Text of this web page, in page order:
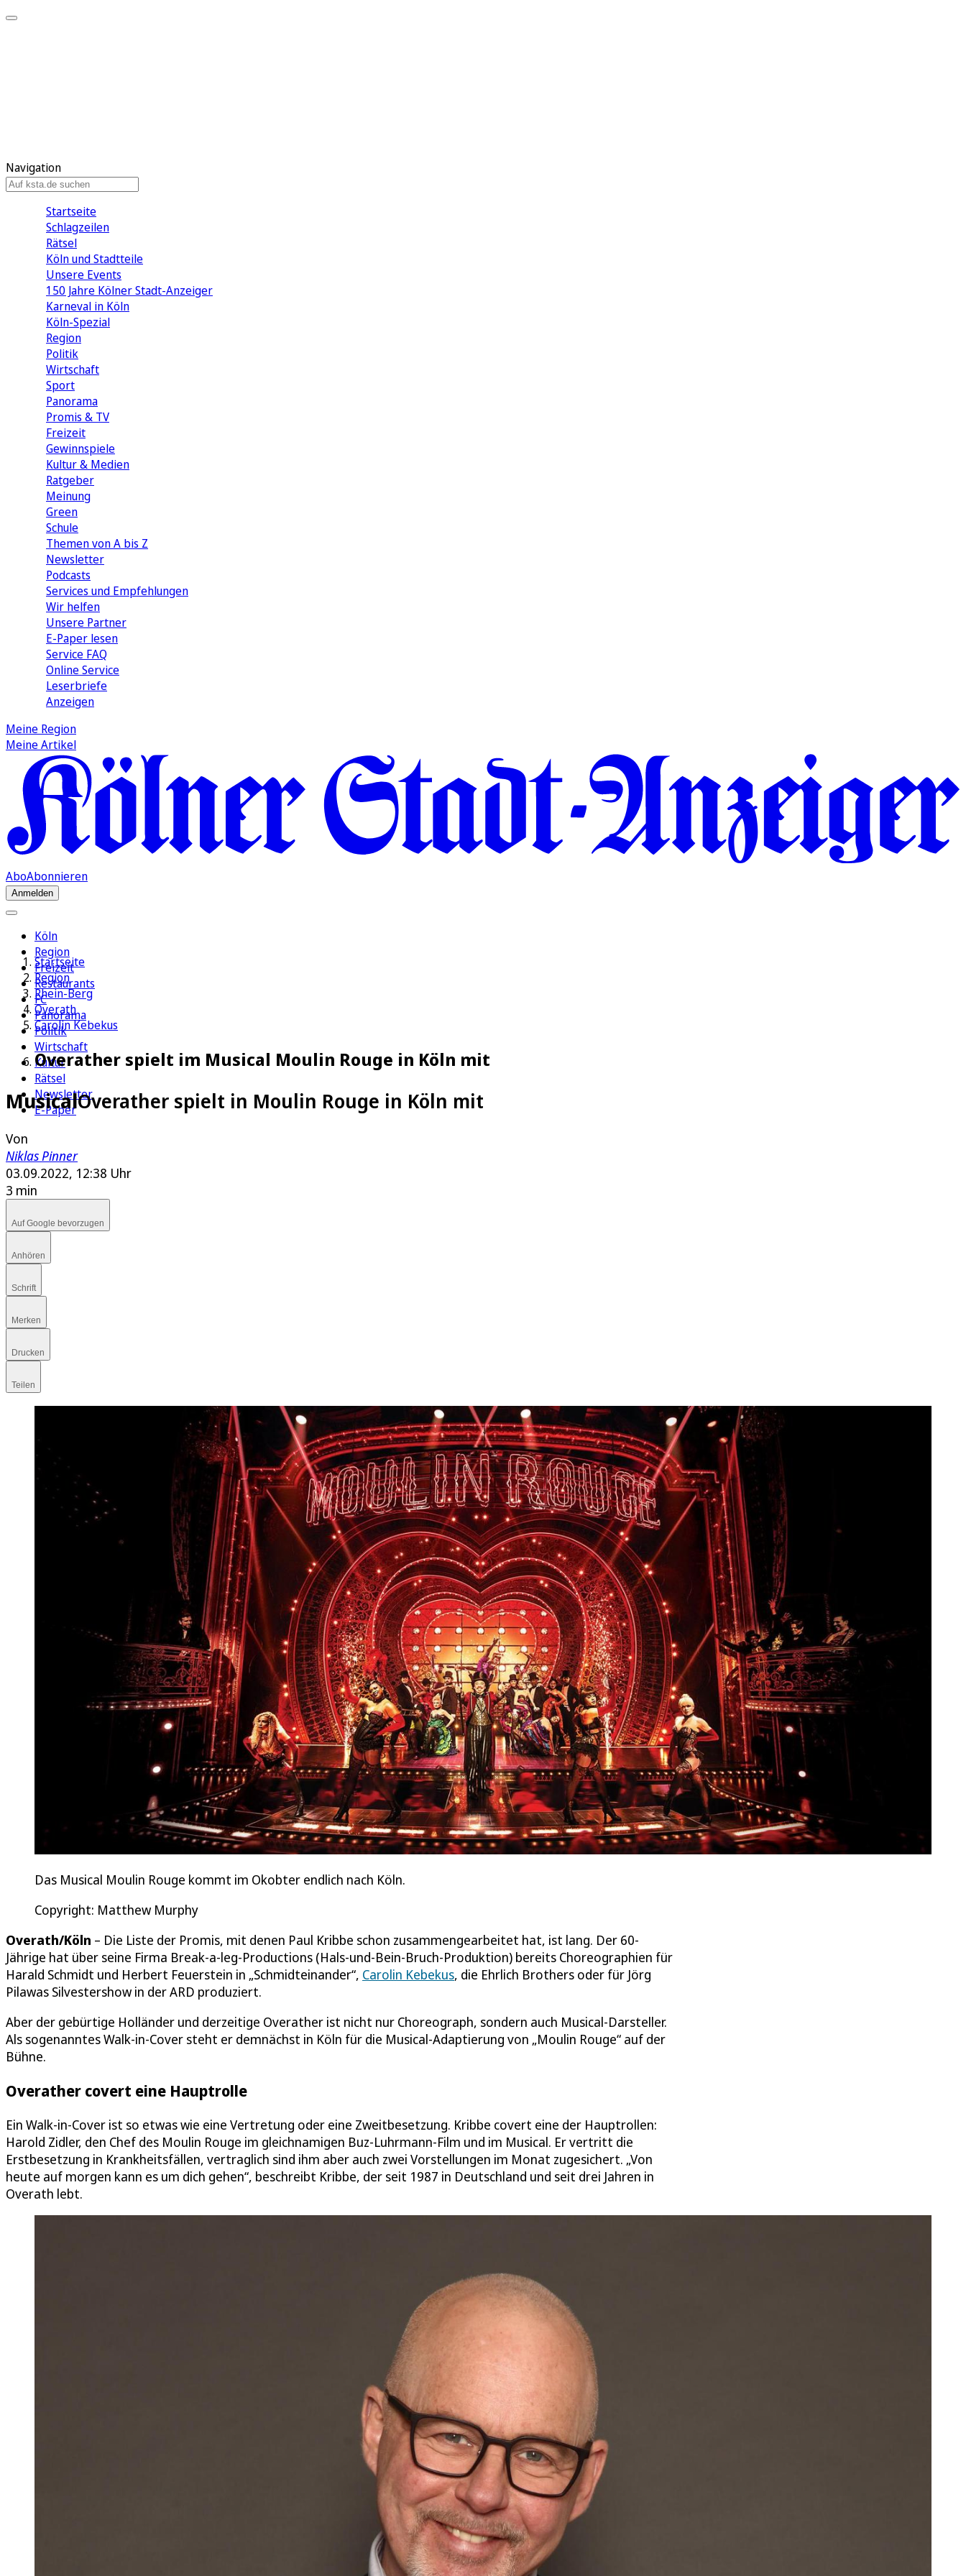
Navigation
Startseite
Schlagzeilen
Rätsel
Köln und Stadtteile
Unsere Events
150 Jahre Kölner Stadt-Anzeiger
Karneval in Köln
Köln-Spezial
Region
Politik
Wirtschaft
Sport
Panorama
Promis & TV
Freizeit
Gewinnspiele
Kultur & Medien
Ratgeber
Meinung
Green
Schule
Themen von A bis Z
Newsletter
Podcasts
Services und Empfehlungen
Wir helfen
Unsere Partner
E-Paper lesen
Service FAQ
Online Service
Leserbriefe
Anzeigen
Meine Region
Meine Artikel
AboAbonnieren
Anmelden
Köln
Region
Freizeit
Restaurants
FC
Panorama
Politik
Wirtschaft
Kultur
Rätsel
Newsletter
E-Paper
Startseite
Region
Rhein-Berg
Overath
Carolin Kebekus
Overather spielt im Musical Moulin Rouge in Köln mit
MusicalOverather spielt in Moulin Rouge in Köln mit
Von
Niklas Pinner
03.09.2022, 12:38 Uhr
3 min
Auf Google bevorzugen
Anhören
Schrift
Merken
Drucken
Teilen
Das Musical Moulin Rouge kommt im Okobter endlich nach Köln.
Copyright: Matthew Murphy
Overath/Köln – Die Liste der Promis, mit denen Paul Kribbe schon zusammengearbeitet hat, ist lang. Der 60-
Jährige hat über seine Firma Break-a-leg-Productions (Hals-und-Bein-Bruch-Produktion) bereits Choreographien für
Harald Schmidt und Herbert Feuerstein in „Schmidteinander“, Carolin Kebekus, die Ehrlich Brothers oder für Jörg
Pilawas Silvestershow in der ARD produziert.
Aber der gebürtige Holländer und derzeitige Overather ist nicht nur Choreograph, sondern auch Musical-Darsteller.
Als sogenanntes Walk-in-Cover steht er demnächst in Köln für die Musical-Adaptierung von „Moulin Rouge“ auf der
Bühne.
Overather covert eine Hauptrolle
Ein Walk-in-Cover ist so etwas wie eine Vertretung oder eine Zweitbesetzung. Kribbe covert eine der Hauptrollen:
Harold Zidler, den Chef des Moulin Rouge im gleichnamigen Buz-Luhrmann-Film und im Musical. Er vertritt die
Erstbesetzung in Krankheitsfällen, vertraglich sind ihm aber auch zwei Vorstellungen im Monat zugesichert. „Von
heute auf morgen kann es um dich gehen“, beschreibt Kribbe, der seit 1987 in Deutschland und seit drei Jahren in
Overath lebt.